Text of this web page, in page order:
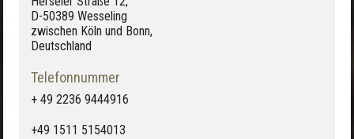
D-50389 Wesseling
zwischen Köln und Bonn,
Deutschland
Telefonnummer
+ 49 2236 9444916
+49 1511 5154013